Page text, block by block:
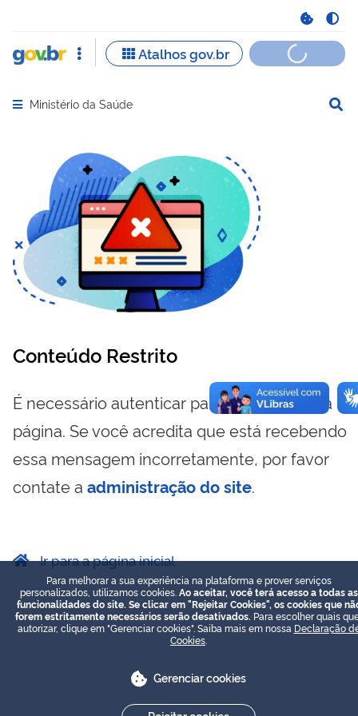
Abrir menu principal de navegação
Ministério da Saúde
Conteúdo Restrito
É necessário autenticar para visualizar essa
página. Se você acredita que está recebendo
essa mensagem incorretamente, por favor
contate a administração do site.
Ir para a página inicial
Para melhorar a sua experiência na plataforma e prover serviços
personalizados, utilizamos cookies. Ao aceitar, você terá acesso a todas as
funcionalidades do site. Se clicar em "Rejeitar Cookies", os cookies que
forem estritamente necessários serão desativados. Para escolher quais
autorizar, clique em "Gerenciar cookies". Saiba mais em nossa Declaração
Cookies
Gerenciar cookies